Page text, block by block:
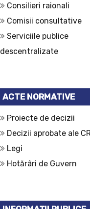
Consilieri raionali
Comisii consultative
Serviciile publice
descentralizate
ACTE NORMATIVE
Proiecte de decizii
Decizii aprobate ale CR
Legi
Hotărâri de Guvern